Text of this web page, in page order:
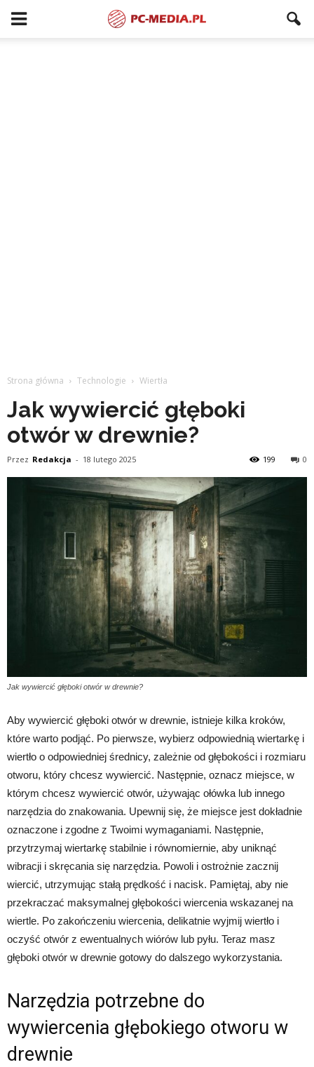
Strona główna Technologie Wiertła
Jak wywiercić głęboki
otwór w drewnie?
Przez Redakcja - 18 lutego 2025 0
199
Jak wywiercić głęboki otwór w drewnie?
Aby wywiercić głęboki otwór w drewnie, istnieje kilka kroków,
które warto podjąć. Po pierwsze, wybierz odpowiednią wiertarkę i
wiertło o odpowiedniej średnicy, zależnie od głębokości i rozmiaru
otworu, który chcesz wywiercić. Następnie, oznacz miejsce, w
którym chcesz wywiercić otwór, używając ołówka lub innego
narzędzia do znakowania. Upewnij się, że miejsce jest dokładnie
oznaczone i zgodne z Twoimi wymaganiami. Następnie,
przytrzymaj wiertarkę stabilnie i równomiernie, aby uniknąć
wibracji i skręcania się narzędzia. Powoli i ostrożnie zacznij
wiercić, utrzymując stałą prędkość i nacisk. Pamiętaj, aby nie
przekraczać maksymalnej głębokości wiercenia wskazanej na
wiertle. Po zakończeniu wiercenia, delikatnie wyjmij wiertło i
oczyść otwór z ewentualnych wiórów lub pyłu. Teraz masz
głęboki otwór w drewnie gotowy do dalszego wykorzystania.
Narzędzia potrzebne do
wywiercenia głębokiego otworu w
drewnie